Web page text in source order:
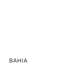
BAHIA